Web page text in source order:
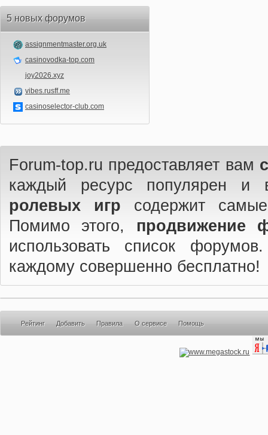
5 новых форумов
assignmentmaster.org.uk
casinovodka-top.com
joy2026.xyz
vibes.rusff.me
casinoselector-club.com
Forum-top.ru предоставляет вам
каждый ресурс популярен
ролевых игр содержит
Помимо этого, продвижение
использовать список
каждому совершенно бесплатно!
Рейтинг Добавить Правила О сервисе Помощь